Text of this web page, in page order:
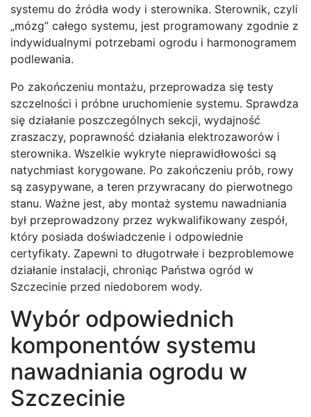
systemu do źródła wody i sterownika. Sterownik, czyli
„mózg” całego systemu, jest programowany zgodnie z
indywidualnymi potrzebami ogrodu i harmonogramem
podlewania.
Po zakończeniu montażu, przeprowadza się testy
szczelności i próbne uruchomienie systemu. Sprawdza
się działanie poszczególnych sekcji, wydajność
zraszaczy, poprawność działania elektrozaworów i
sterownika. Wszelkie wykryte nieprawidłowości są
natychmiast korygowane. Po zakończeniu prób, rowy
są zasypywane, a teren przywracany do pierwotnego
stanu. Ważne jest, aby montaż systemu nawadniania
był przeprowadzony przez wykwalifikowany zespół,
który posiada doświadczenie i odpowiednie
certyfikaty. Zapewni to długotrwałe i bezproblemowe
działanie instalacji, chroniąc Państwa ogród w
Szczecinie przed niedoborem wody.
Wybór odpowiednich
komponentów systemu
nawadniania ogrodu w
Szczecinie